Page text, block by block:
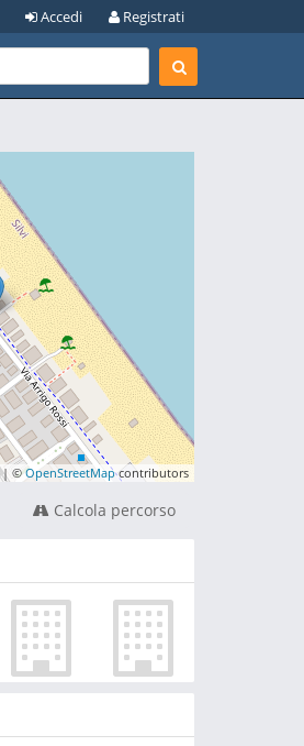
Registrati
Accedi
| ©OpenStreetMapcontributors
Calcola percorso